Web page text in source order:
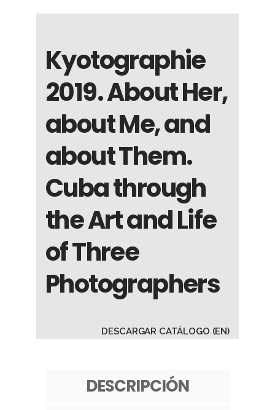
Kyotographie
2019. About Her,
about Me, and
about Them.
Cuba through
the Art and Life
of Three
Photographers
DESCARGAR CATÁLOGO (EN)
DESCRIPCIÓN